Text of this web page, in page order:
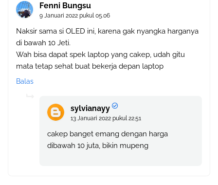
Fenni Bungsu
9 Januari 2022 pukul 05.06
Naksir sama si OLED ini, karena gak nyangka harganya
di bawah 10 Jeti.
Wah bisa dapat spek laptop yang cakep, udah gitu
mata tetap sehat buat bekerja depan laptop
Balas
sylvianayy
13 Januari 2022 pukul 22.51
cakep banget emang dengan harga
dibawah 10 juta, bikin mupeng